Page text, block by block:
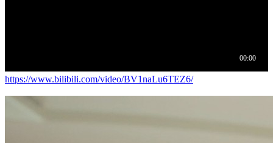
https://www.bilibili.com/video/BV1naLu6TEZ6/